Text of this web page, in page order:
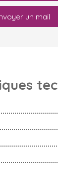
un mail